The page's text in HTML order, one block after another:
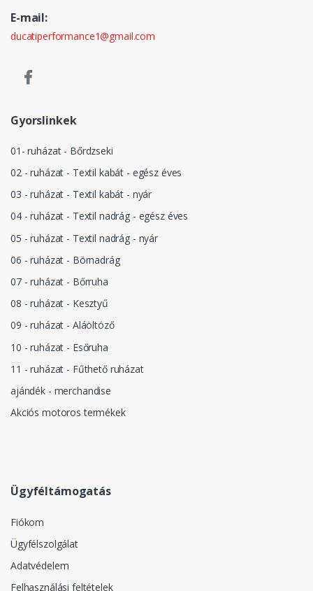
E-mail:
ducatiperformance1@gmail.com
Gyorslinkek
01- ruházat - Bőrdzseki
02 - ruházat - Textil kabát - egész éves
03 - ruházat - Textil kabát - nyár
04 - ruházat - Textil nadrág - egész éves
05 - ruházat - Textil nadrág - nyár
06 - ruházat - Börnadrág
07 - ruházat - Bőrruha
08 - ruházat - Kesztyű
09 - ruházat - Aláöltöző
10 - ruházat - Esőruha
11 - ruházat - Fűthető ruházat
ajándék - merchandise
Akciós motoros termékek
Ügyféltámogatás
Fiókom
Ügyfélszolgálat
Adatvédelem
Felhasználási feltételek